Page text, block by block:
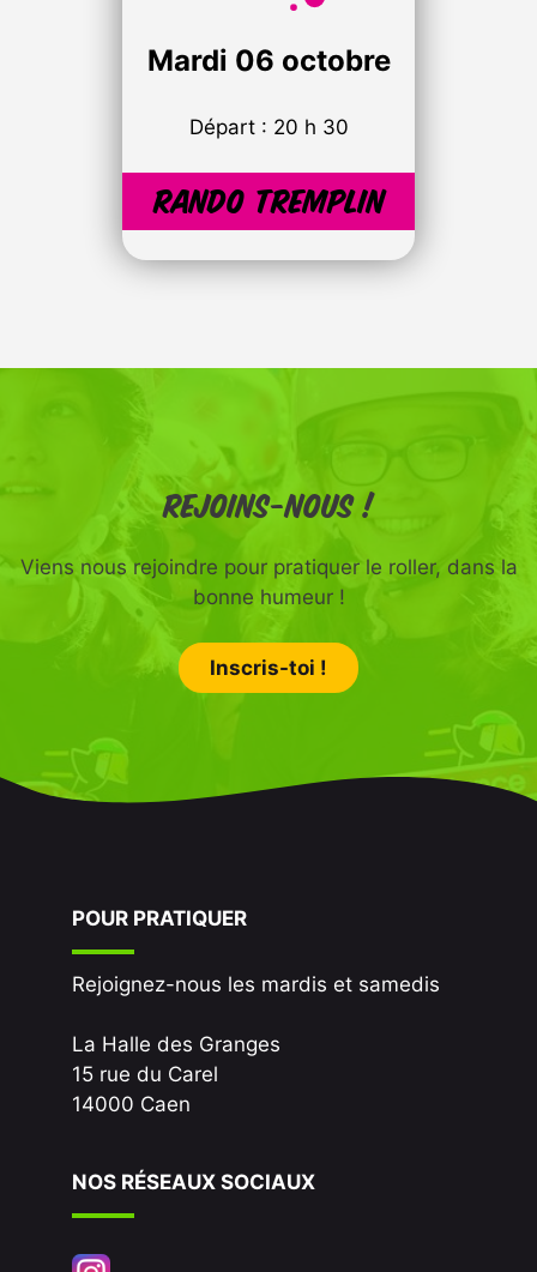
Mardi 06 octobre
Départ : 20 h 30
Rando tremplin
Rejoins-nous !
Viens nous rejoindre pour pratiquer le roller, dans la
bonne humeur !
Inscris-toi !
POUR PRATIQUER
Rejoignez-nous les mardis et samedis
La Halle des Granges
15 rue du Carel
14000 Caen
NOS RÉSEAUX SOCIAUX